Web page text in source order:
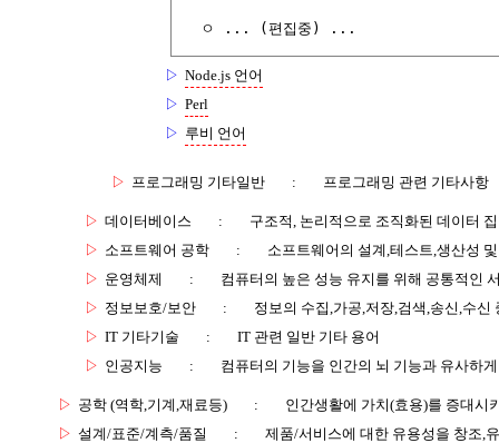
▷ Node.js 언어
▷ Perl
▷ 루비 언어
▷ 프로그래밍 기타일반 : 프로그래밍 관련 기타사항
▷ 데이터베이스 :
구조적, 논리적으로 조직화된 데이터
▷ 소프트웨어 공학 :
소프트웨어의 설계,테스트,생산성
▷ 운영체제 :
컴퓨터의 높은 성능 유지를 위해 공통적인
▷ 정보보호/보안 :
정보의 수집,가공,저장,검색,송신,수
▷ IT 기타기술 :
IT 관련 일반 기타 용어
▷ 인공지능 : 컴퓨터의 기능을 인간의 뇌 기능과 유사하
▷ 공학 (역학,기계,재료등) :
인간생활에 가치(효용)를 증대시
▷ 설계/표준/계측/품질 :
제품/서비스에 대한 유용성을 창조,